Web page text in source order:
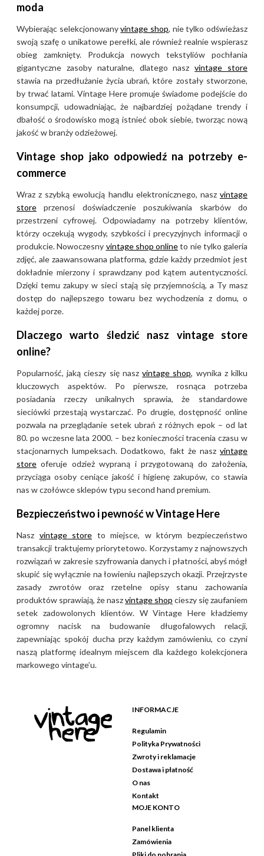
moda
Wybierając selekcjonowanyvintage shop, nie tylko odświeżasz
swoją szafę o unikatowe perełki, ale również realnie wspierasz
obieg zamknięty. Produkcja nowych tekstyliów pochłania
gigantyczne zasoby naturalne, dlatego naszvintage store
stawia na przedłużanie życia ubrań, które zostały stworzone,
by trwać latami. Vintage Here promuje świadome podejście do
konsumpcji, udowadniając, że najbardziej pożądane trendy i
dbałość o środowisko mogą istnieć obok siebie, tworząc nową
jakość w branży odzieżowej.
Vintage shop jako odpowiedź na potrzeby e-
commerce
Wraz z szybką ewolucją handlu elektronicznego, nasz vintage
store przenosi doświadczenie poszukiwania skarbów do
przestrzeni cyfrowej. Odpowiadamy na potrzeby klientów,
którzy oczekują wygody, szybkości i precyzyjnych informacji o
produkcie. Nowoczesny vintage shop onlineto nie tylko galeria
zdjęć, ale zaawansowana platforma, gdzie każdy przedmiot jest
dokładnie mierzony i sprawdzany pod kątem autentyczności.
Dzięki temu zakupy w sieci stają się przyjemnością, a Ty masz
dostęp do najlepszego towaru bez wychodzenia z domu, o
każdej porze.
Dlaczego warto śledzić nasz vintage store
online?
Popularność, jaką cieszy się naszvintage shop, wynika z kilku
kluczowych aspektów. Po pierwsze, rosnąca potrzeba
posiadania rzeczy unikalnych sprawia, że standardowe
sieciówki przestają wystarczać. Po drugie, dostępność online
pozwala na przeglądanie setek ubrań z różnych epok – od lat
80. po wczesne lata 2000. – bez konieczności tracenia czasu w
stacjonarnych lumpeksach. Dodatkowo, fakt że nasz vintage
store oferuje odzież wypraną i przygotowaną do założenia,
przyciąga osoby ceniące jakość i higienę zakupów, co stawia
nas w czołówce sklepów typu second hand premium.
Bezpieczeństwo i pewność w Vintage Here
Nasz vintage store to miejsce, w którym bezpieczeństwo
transakcji traktujemy priorytetowo. Korzystamy z najnowszych
rozwiązań w zakresie szyfrowania danych i płatności, abyś mógł
skupić się wyłącznie na łowieniu najlepszych okazji. Przejrzyste
zasady zwrotów oraz rzetelne opisy stanu zachowania
produktów sprawiają, że naszvintage shop cieszy się zaufaniem
setek zadowolonych klientów. W Vintage Here kładziemy
ogromny nacisk na budowanie długofalowych relacji,
zapewniając spokój ducha przy każdym zamówieniu, co czyni
naszą platformę idealnym miejscem dla każdego kolekcjonera
markowego vintage’u.
INFORMACJE
Regulamin
Polityka Prywatności
Zwroty i reklamacje
Dostawa i płatność
O nas
Kontakt
MOJE KONTO
Panel klienta
Zamówienia